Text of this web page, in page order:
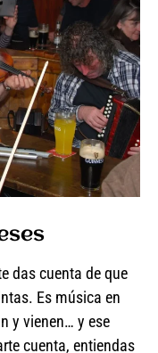
das cuenta de que
Es música en
y vienen… y ese
cuenta, entiendas